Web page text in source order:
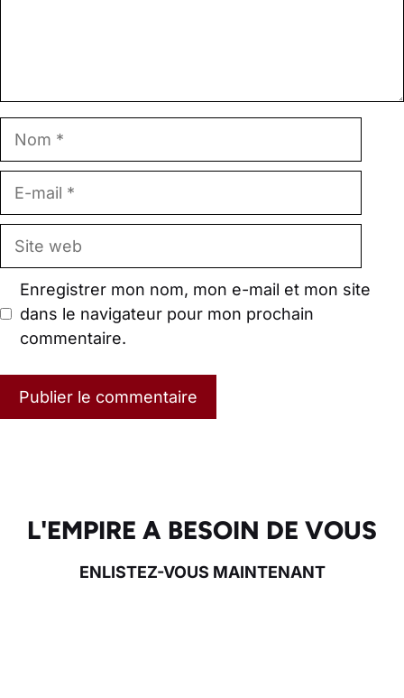
Site
Enregistrer mon nom, mon e-mail et mon site
dans le navigateur pour mon prochain
commentaire.
L'EMPIRE A BESOIN DE VOUS
ENLISTEZ-VOUS MAINTENANT